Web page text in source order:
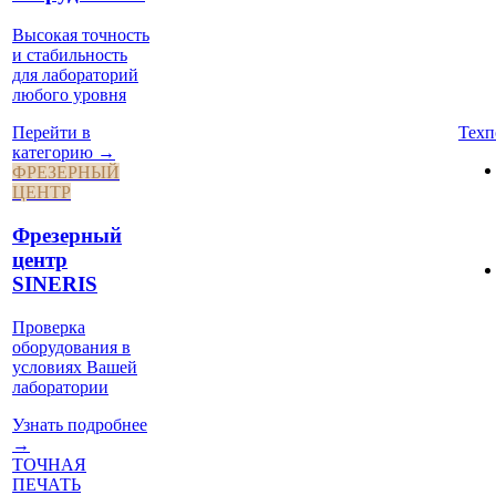
Высокая точность
и стабильность
для лабораторий
любого уровня
Перейти в
категорию →
ФРЕЗЕРНЫЙ
ЦЕНТР
Фрезерный
центр
SINERIS
Проверка
оборудования в
условиях Вашей
лаборатории
Узнать подробнее
→
ТОЧНАЯ
ПЕЧАТЬ